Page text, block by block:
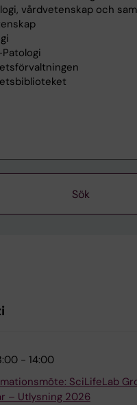
- 14:00
SciLifeLab
– Utlysning 2026